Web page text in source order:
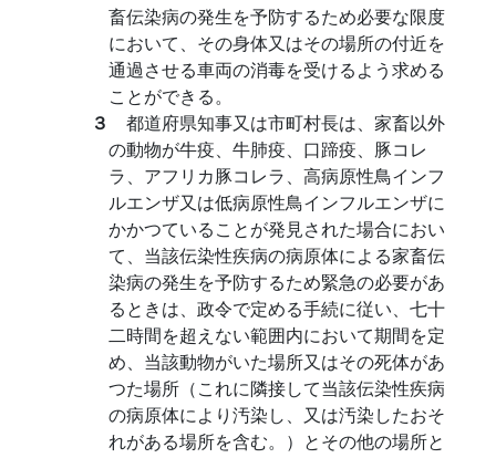
畜伝染病の発生を予防するため必要な限度
において、その身体又はその場所の付近を
通過させる車両の消毒を受けるよう求める
ことができる。
３ 都道府県知事又は市町村長は、家畜以外
の動物が牛疫、牛肺疫、口蹄疫、豚コレ
ラ、アフリカ豚コレラ、高病原性鳥インフ
ルエンザ又は低病原性鳥インフルエンザに
かかつていることが発見された場合におい
て、当該伝染性疾病の病原体による家畜伝
染病の発生を予防するため緊急の必要があ
るときは、政令で定める手続に従い、七十
二時間を超えない範囲内において期間を定
め、当該動物がいた場所又はその死体があ
つた場所（これに隣接して当該伝染性疾病
の病原体により汚染し、又は汚染したおそ
れがある場所を含む。）とその他の場所と